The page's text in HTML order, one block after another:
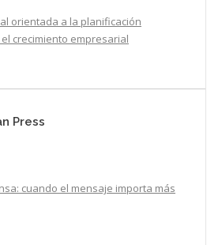
orientada a la planificación
crecimiento empresarial
Press
cuando el mensaje importa más